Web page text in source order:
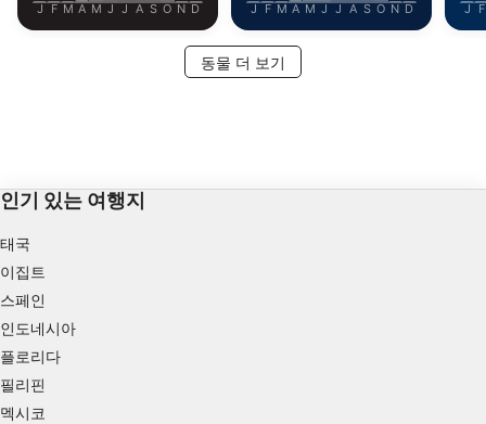
J F M A M J J A S O N D J F M A M J J A S O N D J F
동물 더 보기
인기 있는 여행지
태국
이집트
스페인
인도네시아
플로리다
필리핀
멕시코